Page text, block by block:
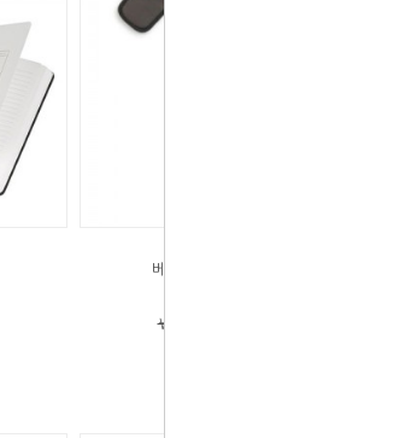
베어본즈 풀라스키 도끼
￦155,000